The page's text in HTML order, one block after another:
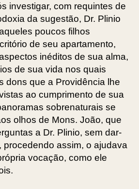
investigar, com requintes de
da sugestão, Dr. Plinio
poucos filhos
de seu apartamento,
inéditos de sua alma,
de sua vida nos quais
dons que a Providência lhe
ao cumprimento de sua
sobrenaturais se
olhos de Mons. João, que
a Dr. Plinio, sem dar-
procedendo assim, o ajudava
vocação, como ele